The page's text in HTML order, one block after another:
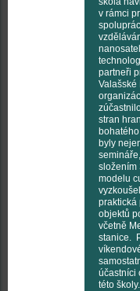
v rámci
partneři
Valašské
stran
byly
složením
modelu
praktická
objektů
včetně
stanice.
účastníci
této školy.